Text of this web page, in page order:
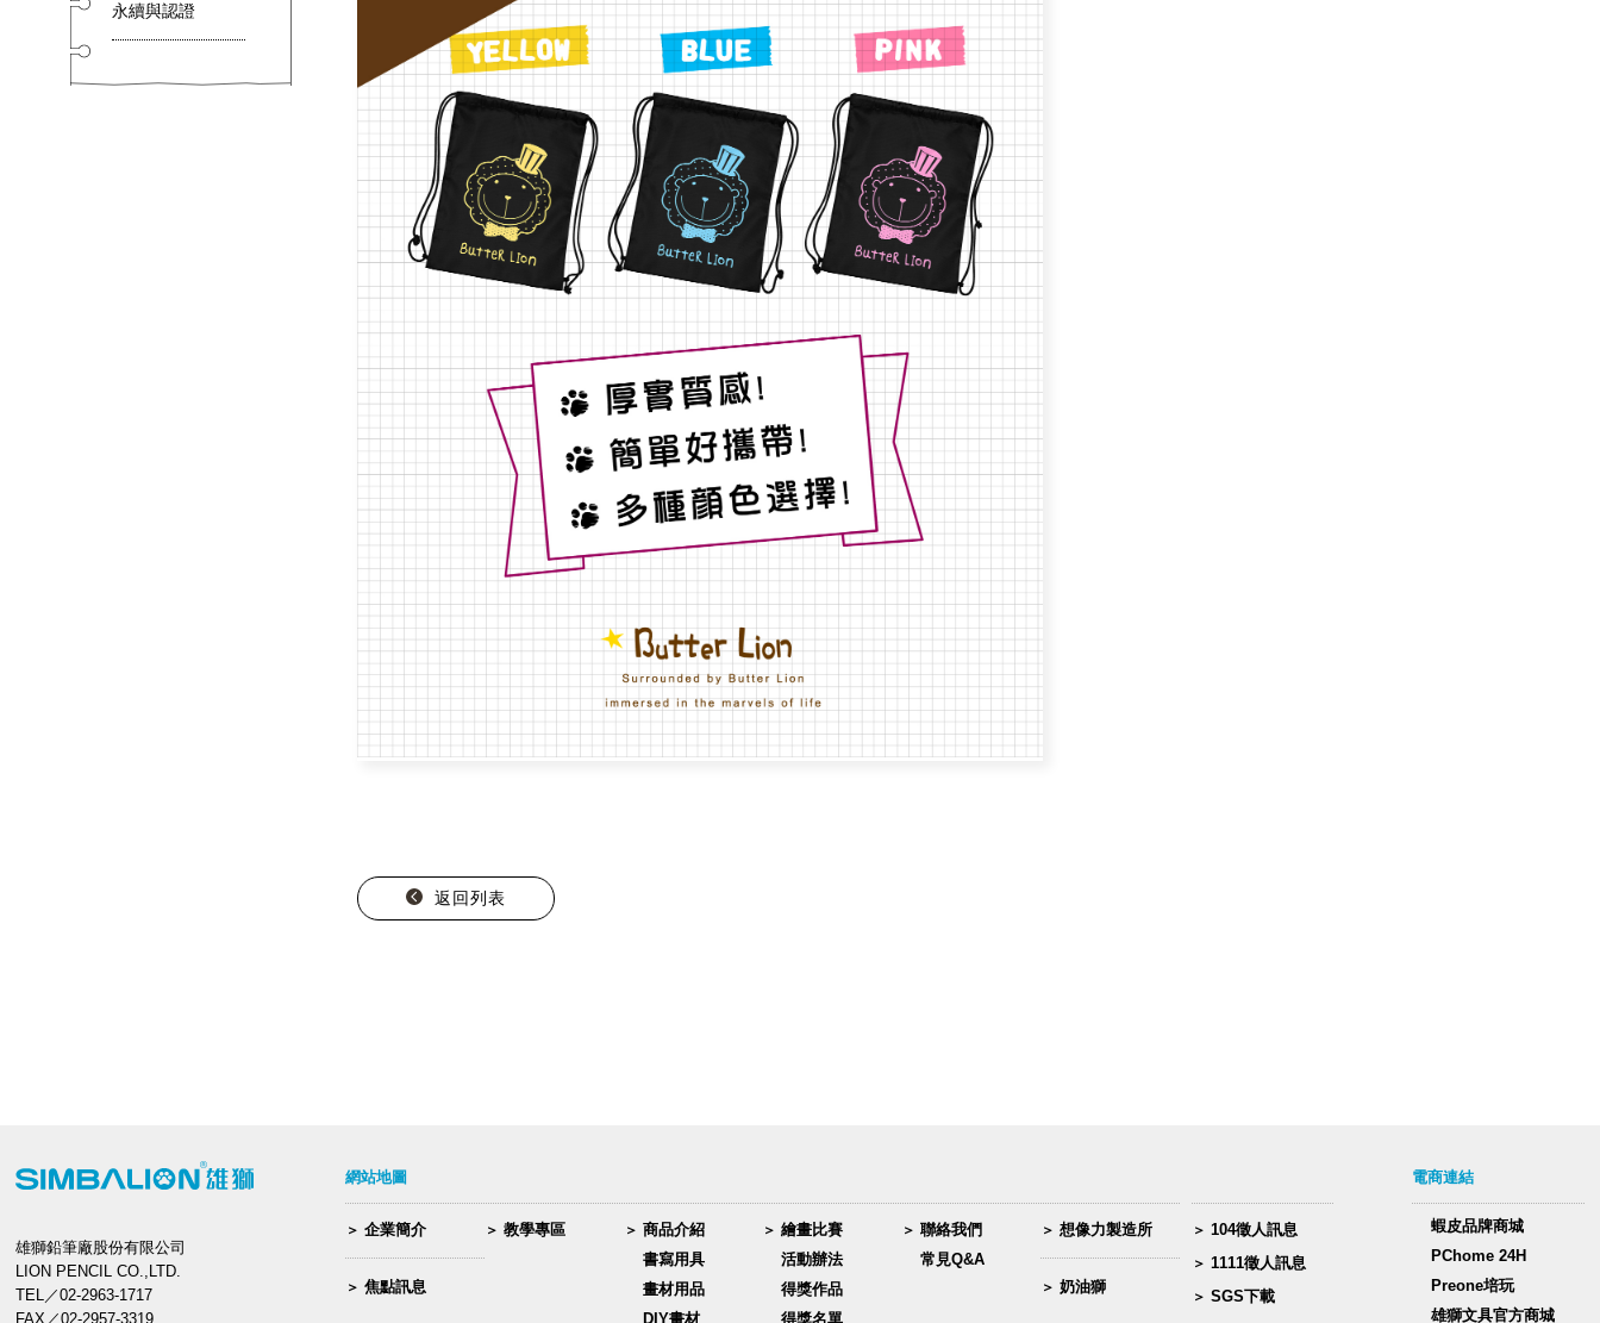
永續與認證
返回列表
雄獅鉛筆廠股份有限公司
LION PENCIL CO.,LTD.
TEL／02-2963-1717
FAX／02-2957-3319
網站地圖
企業簡介
焦點訊息
教學專區
商品介紹
書寫用具
畫材用品
DIY畫材
繪畫比賽
活動辦法
得獎作品
得獎名單
聯絡我們
常見Q&A
想像力製造所
奶油獅
104徵人訊息
1111徵人訊息
SGS下載
電商連結
蝦皮品牌商城
PChome 24H
Preone培玩
雄獅文具官方商城